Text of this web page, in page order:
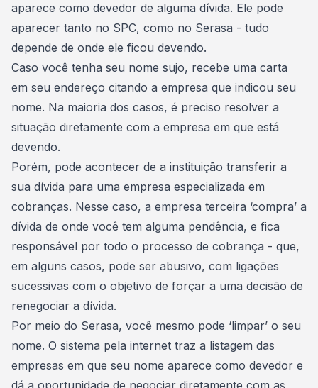
aparece como devedor de alguma dívida. Ele pode
aparecer tanto no SPC, como no Serasa - tudo
depende de onde ele ficou devendo.
Caso você tenha seu nome sujo, recebe uma carta
em seu endereço citando a empresa que indicou seu
nome. Na maioria dos casos, é preciso resolver a
situação diretamente com a empresa em que está
devendo.
Porém, pode acontecer de a instituição transferir a
sua dívida para uma empresa especializada em
cobranças. Nesse caso, a empresa terceira ‘compra’ a
dívida de onde você tem alguma pendência, e fica
responsável por todo o processo de cobrança - que,
em alguns casos, pode ser abusivo, com ligações
sucessivas com o objetivo de forçar a uma decisão de
renegociar a dívida.
Por meio do Serasa, você mesmo pode ‘limpar’ o seu
nome. O sistema pela internet traz a listagem das
empresas em que seu nome aparece como devedor e
dá a oportunidade de negociar diretamente com as